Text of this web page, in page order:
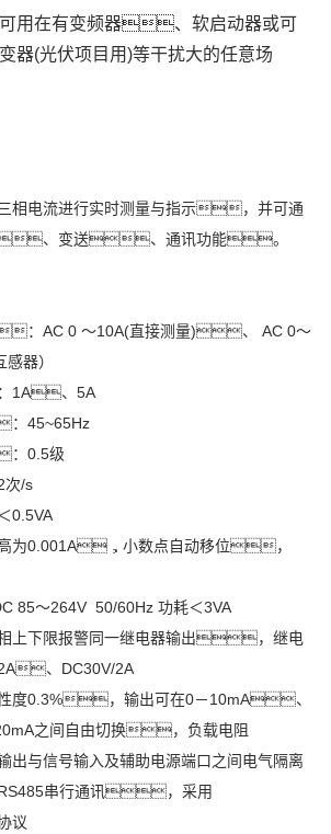
用在有变频器、软启动器或可
(光伏项目用)等干扰大的任意场
相电流进行实时测量与指示，并可通
、变送、通讯功能。
：AC 0 ～10A(直接测量)、 AC 0～
器）
1A、5A
45~65Hz
0.5级
/s
0.5VA
为0.001A，小数点自动移位，
85～264V 50/60Hz 功耗＜3VA
上下限报警同一继电器输出，继电
、DC30V/2A
度0.3%，输出可在0－10mA、
之间自由切换，负载电阻
与信号输入及辅助电源端口之间电气隔离
串行通讯，采用
议